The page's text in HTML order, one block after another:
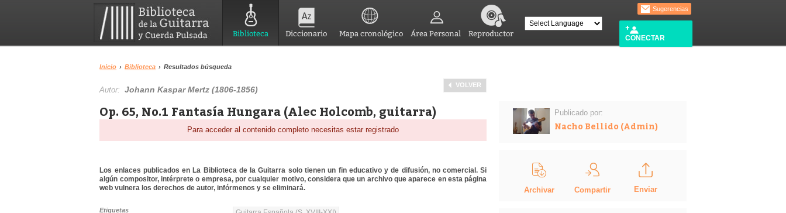
Biblioteca Diccionario Mapa cronológico Área Personal Reproductor
Sugerencias
CONECTAR
Inicio › Biblioteca › Resultados búsqueda
VOLVER
Autor:Johann Kaspar Mertz (1806-1856)
Op. 65, No.1 Fantasía Hungara (Alec Holcomb, guitarra)
Para acceder al contenido completo necesitas estar registrado
Los enlaces publicados en La Biblioteca de la Guitarra solo tienen un fin educativo y de difusión, no comercial. Si
algún compositor, intérprete o empresa, por cualquier motivo, considera que un archivo que aparece en esta página
web vulnera los derechos de autor, infórmenos y se eliminará.
Etiquetas
Publicado por:
Nacho Bellido (Admin)
Archivar Compartir Enviar